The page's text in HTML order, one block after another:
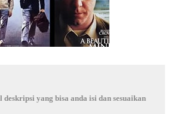
yang bisa anda isi dan sesuaikan